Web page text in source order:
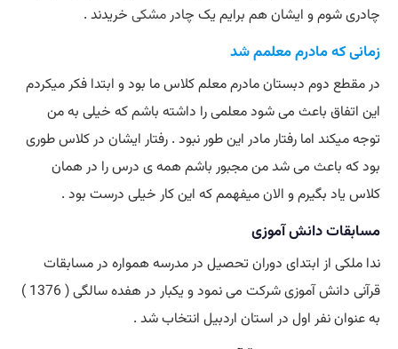
چادری شوم و ایشان هم برایم یک چادر مشکی خریدند .
زمانی که مادرم معلمم شد
در مقطع دوم دبستان مادرم معلم کلاس ما بود و ابتدا فکر میکردم
این اتفاق باعث می شود معلمی را داشته باشم که خیلی به من
توجه میکند اما رفتار مادر این طور نبود . رفتار ایشان در کلاس طوری
بود که باعث می شد من مجبور باشم همه ی درس را در همان
کلاس یاد بگیرم و الان میفهمم که این کار خیلی درست بود .
مسابقات دانش آموزی
ندا ملکی از ابتدای دوران تحصیل در مدرسه همواره در مسابقات
قرآنی دانش آموزی شرکت می نمود و یکبار در هفده سالگی ( 1376 )
به عنوان نفر اول در استان اردبیل انتخاب شد .